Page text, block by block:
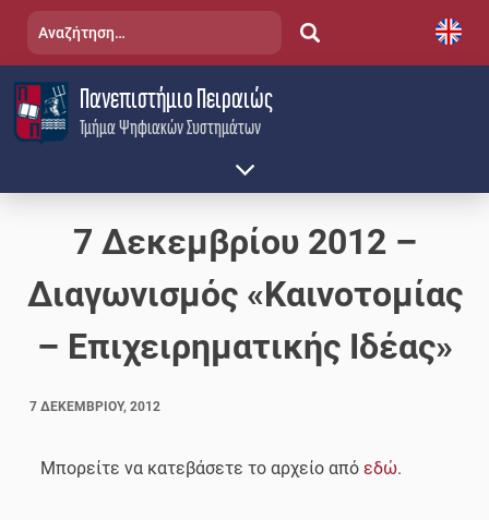
content
Τμήμα Ψηφιακών Συστημάτων
Πανεπιστήμιο Πειραιώς
Αναζήτηση
7 Δεκεμβρίου 2012 –
Διαγωνισμός «Καινοτομίας
– Επιχειρηματικής Ιδέας»
7 ΔΕΚΕΜΒΡΊΟΥ, 2012
Μπορείτε να κατεβάσετε το αρχείο απόεδώ.